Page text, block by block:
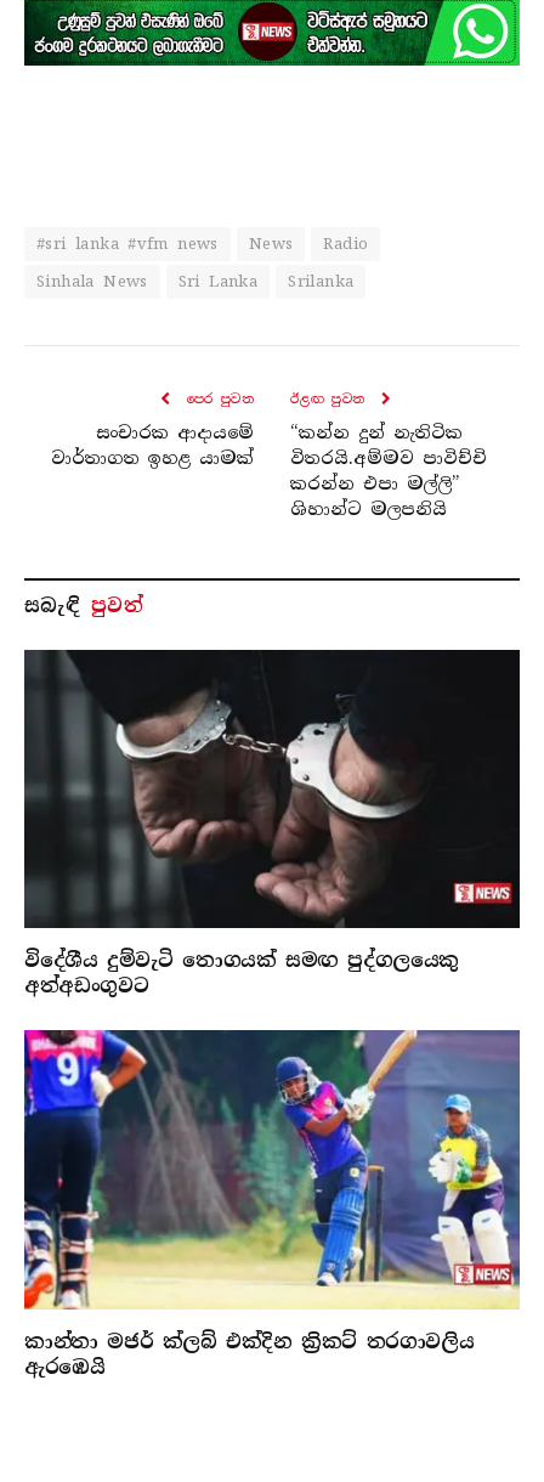
#sri lanka #vfm news News
Radio
Sinhala News
Sri Lanka Srilanka
පෙර පුව​ත
සංචාරක ආදායමේ
වාර්තාගත ඉහළ යාමක්
ඊළඟ පුව​ත
“කන්න දුන් නැතිටික
විතරයි.අම්මව පාවිච්චි
කරන්න එපා මල්ලි”
ශිහාන්ට මලපනියි
සබැ​ඳි පුවත්
විදේශීය දුම්වැටි තොගයක් සමඟ පුද්ගලයෙකු
අත්අඩංගුවට
කාන්තා මජර් ක්ලබ් එක්දින ක්‍රිකට් තරගාවලිය
ඇරඹෙයි